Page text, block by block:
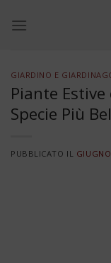
GIARDINO E
Piante
Specie Più
PUBBLICATO IL